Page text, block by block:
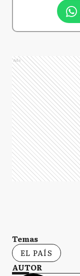
Ads
Temas
EL PAÍS
AUTOR